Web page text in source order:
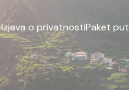
Izjava o privatnostiPaket